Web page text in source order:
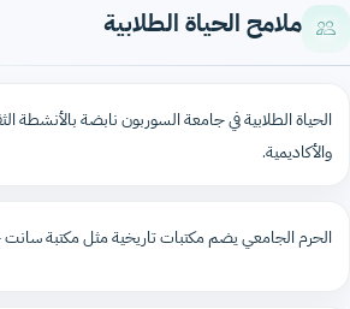
ملامح الحياة الطلابية
الحياة الطلابية في جامعة السوربون نابضة بالأنشطة
والأكاديمية.
الحرم الجامعي يضم مكتبات تاريخية مثل مكتبة سانت